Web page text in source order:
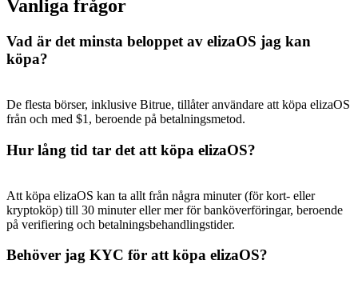
Vanliga frågor
Vad är det minsta beloppet av elizaOS jag kan
köpa?
De flesta börser, inklusive Bitrue, tillåter användare att köpa elizaOS
från och med $1, beroende på betalningsmetod.
Hur lång tid tar det att köpa elizaOS?
Att köpa elizaOS kan ta allt från några minuter (för kort- eller
kryptoköp) till 30 minuter eller mer för banköverföringar, beroende
på verifiering och betalningsbehandlingstider.
Behöver jag KYC för att köpa elizaOS?